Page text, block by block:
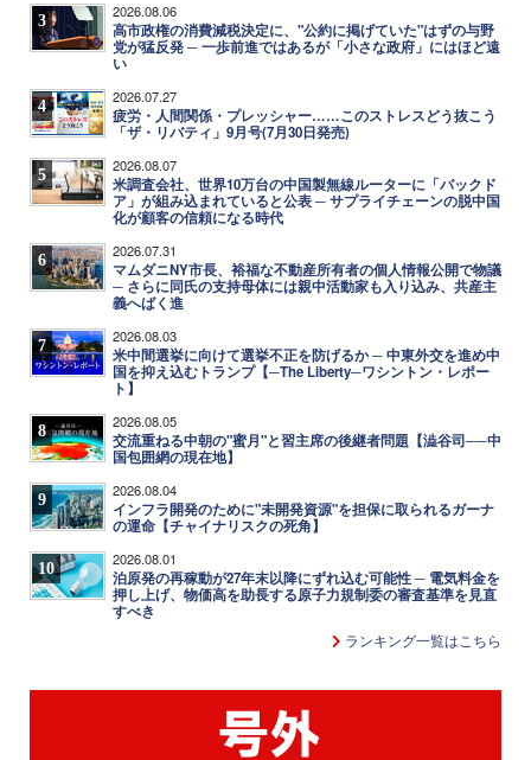
3 2026.08.06
高市政権の消費減税決定に、"公約に掲げていた"はずの与野
党が猛反発 ─ 一歩前進ではあるが「小さな政府」にはほど遠
い
4 2026.07.27
疲労・人間関係・プレッシャー……このストレスどう抜こう
「ザ・リバティ」9月号(7月30日発売)
5 2026.08.07
米調査会社、世界10万台の中国製無線ルーターに「バックド
ア」が組み込まれていると公表 ─ サプライチェーンの脱中国
化が顧客の信頼になる時代
6 2026.07.31
マムダニNY市長、裕福な不動産所有者の個人情報公開で物議
─ さらに同氏の支持母体には親中活動家も入り込み、共産主
義へばく進
7 2026.08.03
米中間選挙に向けて選挙不正を防げるか ─ 中東外交を進め中
国を抑え込むトランプ【─The Liberty─ワシントン・レポー
ト】
8 2026.08.05
交流重ねる中朝の"蜜月"と習主席の後継者問題【澁谷司──中
国包囲網の現在地】
9 2026.08.04
インフラ開発のために"未開発資源"を担保に取られるガーナ
の運命【チャイナリスクの死角】
10 2026.08.01
泊原発の再稼動が27年末以降にずれ込む可能性 ─ 電気料金を
押し上げ、物価高を助長する原子力規制委の審査基準を見直
すべき
ランキング一覧はこちら